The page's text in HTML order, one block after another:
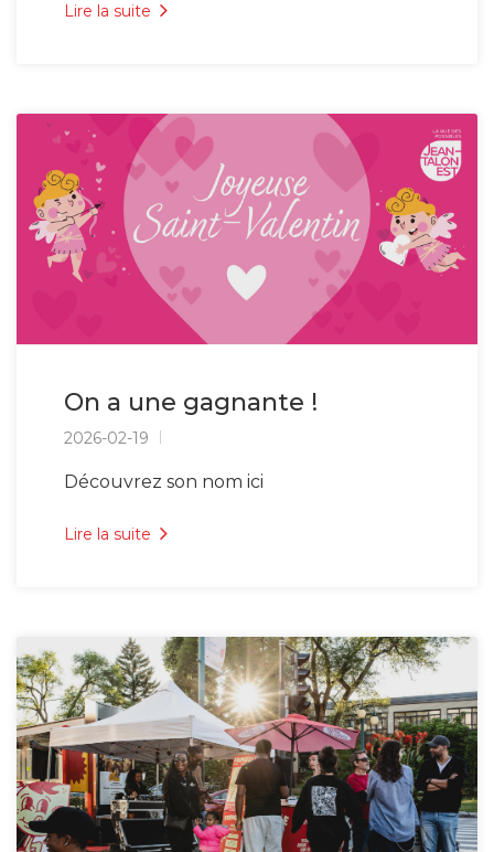
Lire la suite
On a une gagnante !
2026-02-19
Découvrez son nom ici
Lire la suite